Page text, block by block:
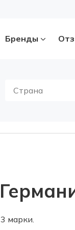
Бренды
Страна
марки.